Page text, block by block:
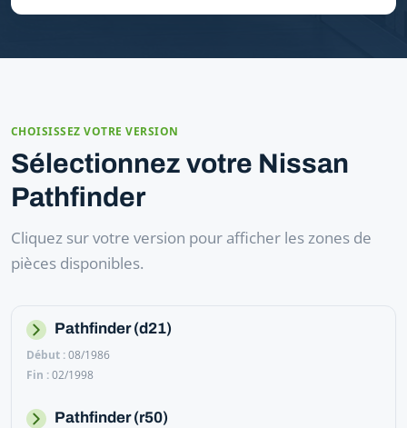
CHOISISSEZ VOTRE VERSION
Sélectionnez votre Nissan
Pathfinder
Cliquez sur votre version pour afficher les zones de
pièces disponibles.
Pathfinder (d21)
08/1986
02/1998
Pathfinder (r50)